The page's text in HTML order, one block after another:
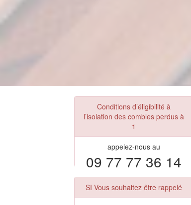
Conditions d’éligibilité à
l’isolation des combles perdus à
1
appelez-nous au
09 77 77 36 14
SI Vous souhaitez être rappelé